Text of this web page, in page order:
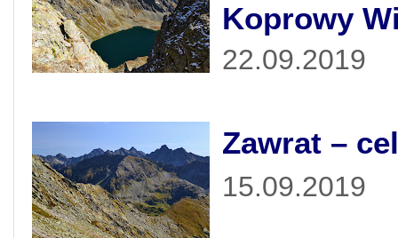
Koprowy
22.09.2019
Zawrat –
15.09.2019